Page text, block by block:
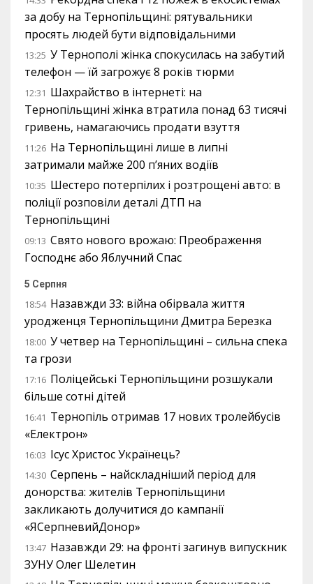
за добу на Тернопільщині: рятувальники
просять людей бути відповідальними
13:25 У Тернополі жінка спокусилась на забутий
телефон — їй загрожує 8 років тюрми
12:31 Шахрайство в інтернеті: на
Тернопільщині жінка втратила понад 63 тисячі
гривень, намагаючись продати взуття
11:26 На Тернопільщині лише в липні
затримали майже 200 п’яних водіїв
10:35 Шестеро потерпілих і розтрощені авто: в
поліції розповіли деталі ДТП на
Тернопільщині
09:13 Свято нового врожаю: Преображення
Господнє або Яблучний Спас
5 Серпня
18:54 Назавжди 33: війна обірвала життя
уродженця Тернопільщини Дмитра Березка
18:00 У четвер на Тернопільщині – сильна спека
та грози
17:16 Поліцейські Тернопільщини розшукали
більше сотні дітей
16:41 Тернопіль отримав 17 нових тролейбусів
«Електрон»
16:03 Ісус Христос Українець?
14:30 Серпень – найскладніший період для
донорства: жителів Тернопільщини
закликають долучитися до кампанії
«ЯСерпневийДонор»
13:47 Назавжди 29: на фронті загинув випускник
ЗУНУ Олег Шелетин